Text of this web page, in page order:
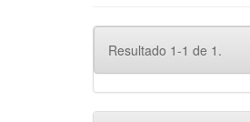
Resultado 1-1 de 1.